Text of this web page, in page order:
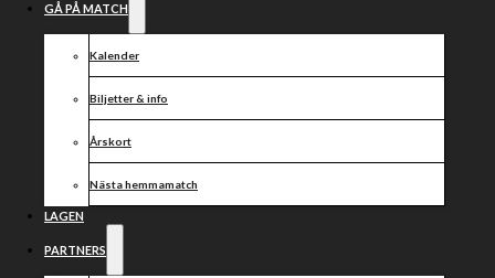
GÅ PÅ MATCH
Kalender
Biljetter & info
Årskort
Nästa hemmamatch
LAGEN
PARTNERS
Max Fricke